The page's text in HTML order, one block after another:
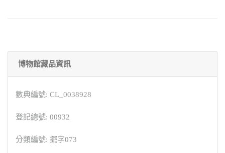
博物館藏品資訊
數典編號: CL_0038928
登記總號: 00932
分類編號: 擺字073